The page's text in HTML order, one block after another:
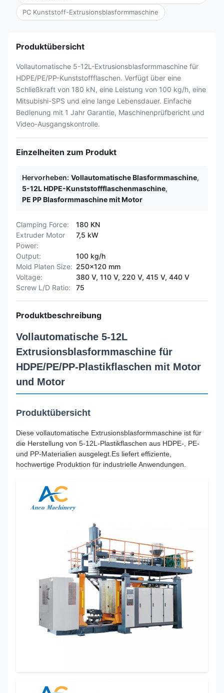
PC Kunststoff-Extrusionsblasformmaschine
Produktübersicht
Vollautomatische 5-12L-Extrusionsblasformmaschine für
HDPE/PE/PP-Kunststoffflaschen. Verfügt über eine
Schließkraft von 180 kN, eine Leistung von 100 kg/h, eine
Mitsubishi-SPS und eine lange Lebensdauer. Einfache
Bedienung mit 1 Jahr Garantie, Maschinenprüfbericht und
Video-Ausgangskontrolle.
Einzelheiten zum Produkt
Hervorheben: Vollautomatische Blasformmaschine,
5-12L HDPE-Kunststoffflaschenmaschine,
PE PP Blasformmaschine mit Motor
Clamping Force:
180 KN
Extruder Motor
Power:
7,5 kW
Output:
100 kg/h
Mold Platen Size: 250x120 mm
Voltage:
380 V, 110 V, 220 V, 415 V, 440 V
Screw L/D Ratio:
75
Produktbeschreibung
Vollautomatische 5-12L
Extrusionsblasformmaschine für
HDPE/PE/PP-Plastikflaschen mit Motor
und Motor
Produktübersicht
Diese vollautomatische Extrusionsblasformmaschine ist für
die Herstellung von 5-12L-Plastikflaschen aus HDPE-, PE-
und PP-Materialien ausgelegt.Es liefert effiziente,
hochwertige Produktion für industrielle Anwendungen.